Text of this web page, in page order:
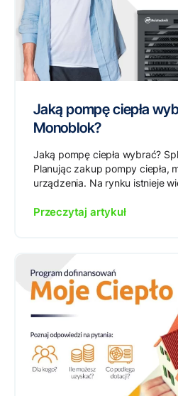
Jaką pompę ciepła
Monoblok?
Jaką pompę ciepła wybrać?
Planując zakup pompy ciepła,
urządzenia. Na rynku istnieje
Przeczytaj artykuł